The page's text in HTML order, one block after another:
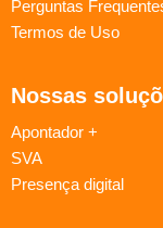
Perguntas
Termos de Uso
Nossas
Apontador +
SVA
Presença digital